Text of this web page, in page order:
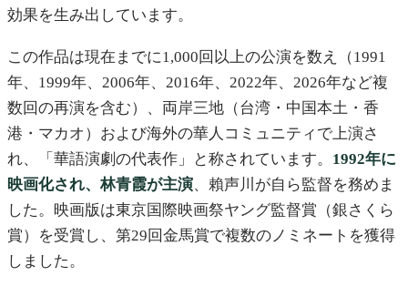
効果を生み出しています。
この作品は現在までに1,000回以上の公演を数え（1991
年、1999年、2006年、2016年、2022年、2026年など複
数回の再演を含む）、両岸三地（台湾・中国本土・香
港・マカオ）および海外の華人コミュニティで上演さ
れ、「華語演劇の代表作」と称されています。 1992年に
映画化され、林青霞が主演、賴声川が自ら監督を務めま
した。映画版は東京国際映画祭ヤング監督賞（銀さくら
賞）を受賞し、第29回金馬賞で複数のノミネートを獲得
しました。